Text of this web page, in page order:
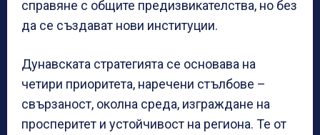
справяне с общите предизвикателства, но без
да се създават нови институции.
Дунавската стратегията се основава на
четири приоритета, наречени стълбове –
свързаност, околна среда, изграждане на
просперитет и устойчивост на региона. Те от